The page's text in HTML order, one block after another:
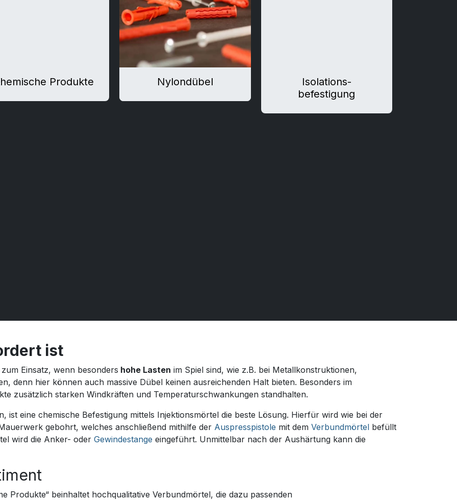
Nylondübel
Nylondübel
Produkte
Isolations-
befestigung
ist
Einsatz, wenn besonders hohe Lasten im Spiel sind, wie z.B. bei Metallkonstruktionen,
denn hier können auch massive Dübel keinen ausreichenden Halt bieten. Besonders im
zusätzlich starken Windkräften und Temperaturschwankungen standhalten.
ist eine chemische Befestigung mittels Injektionsmörtel die beste Lösung. Hierfür wird wie bei der
gebohrt, welches anschließend mithilfe der Auspresspistole mit dem Verbundmörtel befüllt
wird die Anker- oder Gewindestange eingeführt. Unmittelbar nach der Aushärtung kann die
Produkte“ beinhaltet hochqualitative Verbundmörtel, die dazu passenden